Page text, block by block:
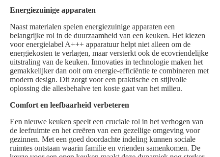
Energiezuinige apparaten
Naast materialen spelen energiezuinige apparaten een
belangrijke rol in de duurzaamheid van een keuken. Het kiezen
voor energielabel A+++ apparatuur helpt niet alleen om de
energiekosten te verlagen, maar versterkt ook de ecovriendelijke
uitstraling van de keuken. Innovaties in technologie maken het
gemakkelijker dan ooit om energie-efficiëntie te combineren met
modern design. Dit zorgt voor een praktische en stijlvolle
oplossing die allesbehalve ten koste gaat van het milieu.
Comfort en leefbaarheid verbeteren
Een nieuwe keuken speelt een cruciale rol in het verhogen van
de leefruimte en het creëren van een gezellige omgeving voor
gezinnen. Met een goed doordachte indeling kunnen sociale
ruimtes ontstaan waarin familie en vrienden samenkomen. De